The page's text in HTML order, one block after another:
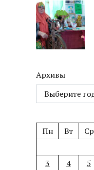
Архивы
Пн Вт Ср
3
4 5